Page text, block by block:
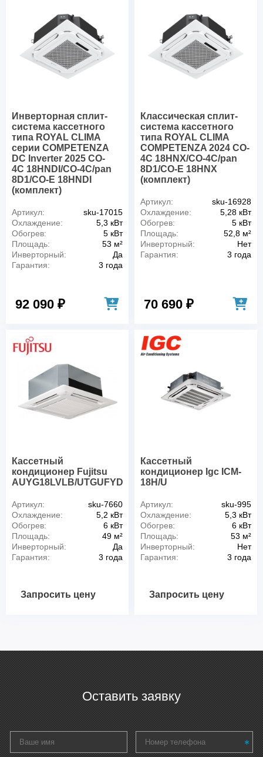
Инверторная сплит-
система кассетного
типа ROYAL CLIMA
серии COMPETENZA
DC Inverter 2025 CO-
4C 18HNDI/CO-4C/pan
8D1/CO-E 18HNDI
(комплект)
Артикул:
sku-17015
Охлаждение:
5,3 кВт
Обогрев:
5 кВт
Площадь:
53 м²
Инверторный:
Да
Гарантия:
3 года
92 090 ₽
Классическая сплит-
система кассетного
типа ROYAL CLIMA
COMPETENZA 2024 CO-
4C 18HNX/CO-4C/pan
8D1/CO-E 18HNX
(комплект)
Артикул:
sku-16928
Охлаждение:
5,28 кВт
Обогрев:
5 кВт
Площадь:
52,8 м²
Инверторный:
Нет
Гарантия:
3 года
70 690 ₽
Кассетный
кондиционер Fujitsu
AUYG18LVLB/UTGUFYDW/AOYG18LALL
Артикул:
sku-7660
Охлаждение:
5,2 кВт
Обогрев:
6 кВт
Площадь:
49 м²
Инверторный:
Да
Гарантия:
3 года
Запросить цену
Кассетный
кондиционер Igc ICM-
18H/U
Артикул:
sku-995
Охлаждение:
5,3 кВт
Обогрев:
6 кВт
Площадь:
53 м²
Инверторный:
Нет
Гарантия:
3 года
Запросить цену
Оставить заявку